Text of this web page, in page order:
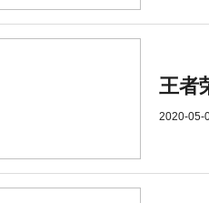
王者
2020-05-